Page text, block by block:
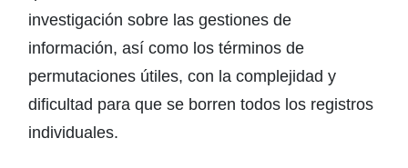
investigación sobre las gestiones de
información, así como los términos de
permutaciones útiles, con la complejidad y
dificultad para que se borren todos los registros
individuales.